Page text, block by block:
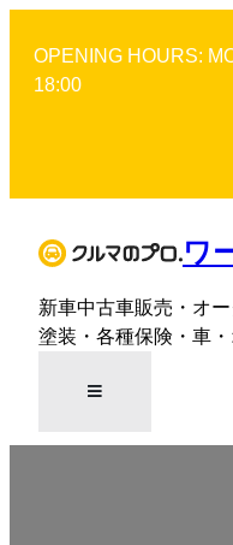
OPENING HOURS:
18:00
ワ
新車中古車販売・オ
塗装・各種保険・車